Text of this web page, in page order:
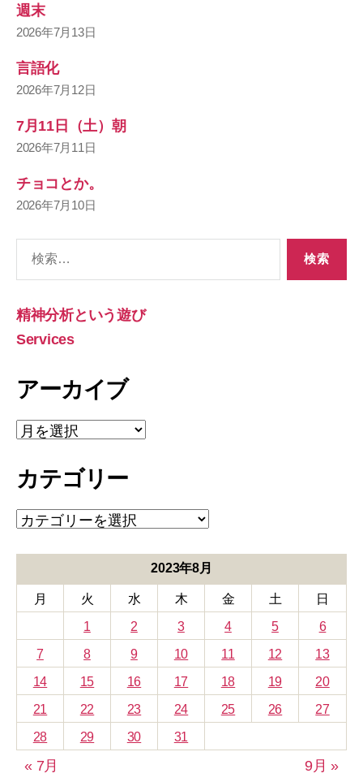
週末
2026年7月13日
言語化
2026年7月12日
7月11日（土）朝
2026年7月11日
チョコとか。
2026年7月10日
象:
精神分析という遊び
Services
アーカイブ
ア
ー
イ
カテゴリー
カ
テ
ー
2023年8月
月 火 水 木 金 土
日
1
2 3 4 5
6
7
8 9 10 11 12
13
14
15 16 17 18 19
20
21
22 23 24 25 26
27
28
29 30 31
« 7月 9月 »